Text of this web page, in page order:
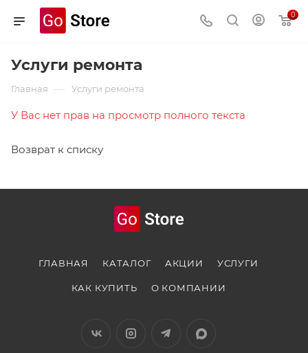
0
Услуги ремонта
Главная — Услуги ремонта
У Вас нет прав на просмотр полного текста
Возврат к списку
ГЛАВНАЯ КАТАЛОГ АКЦИИ УСЛУГИ
КАК КУПИТЬ О КОМПАНИИ